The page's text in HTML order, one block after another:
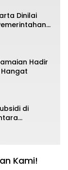
Dinilai
Hadir
di
Kami!